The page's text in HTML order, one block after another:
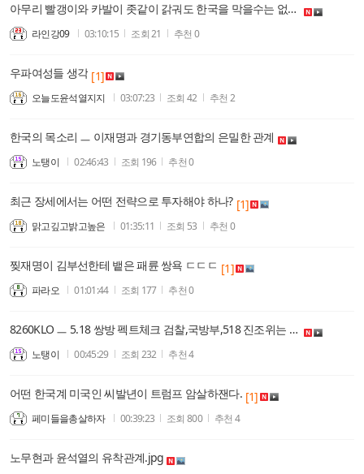
아무리 빨갱이와 카발이 좃같이 갉궈도 한국을 막을수는 없다!
라인강09 03:10:15 조회21 추천 0
우파여성들 생각 [1]
오늘도윤석열지지 03:07:23 조회 42 추천 2
한국의 목소리 ㅡ 이재명과 경기동부연합의 은밀한 관계
노탱이 02:46:43 조회 196 추천0
최근 장세에서는 어떤 전략으로 투자해야 하나? [1]
맑고깊고밝고높은 01:35:11 조회 53 추천 0
찢재명이 김부선한테 뱉은 패륜 쌍욕 ㄷㄷㄷ [1]
파라오 01:01:44 조회 177 추천0
8260KLO ㅡ 5.18 쌍방 펙트체크 검찰,국방부,518 진조위는 모두 북한군 관련....
노탱이 00:45:29 조회 232 추천4
어떤 한국계 미국인 씨발년이 트럼프 암살하잰다. [1]
페미들을총살하자 00:39:23 조회 800 추천 4
노무현과 윤석열의 유착관계.jpg